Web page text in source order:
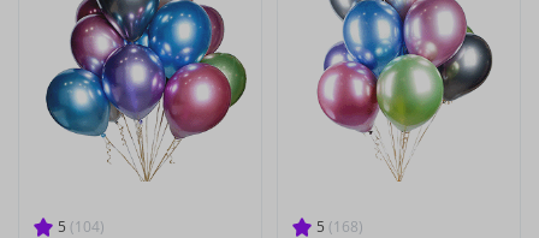
5 (104) 5 (168)